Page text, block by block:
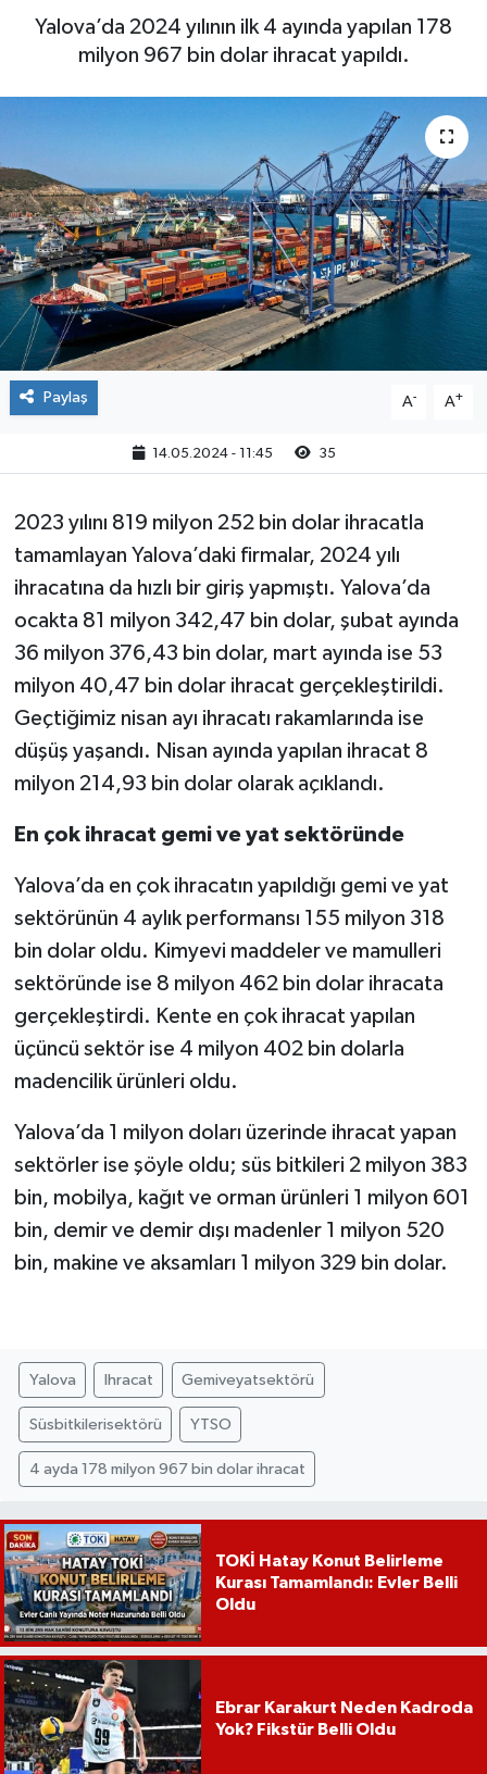
Yalova’da 2024 yılının ilk 4 ayında yapılan 178
milyon 967 bin dolar ihracat yapıldı.
Paylaş A- A+
14.05.2024 - 11:45 35
2023 yılını 819 milyon 252 bin dolar ihracatla
tamamlayan Yalova’daki firmalar, 2024 yılı
ihracatına da hızlı bir giriş yapmıştı. Yalova’da
ocakta 81 milyon 342,47 bin dolar, şubat ayında
36 milyon 376,43 bin dolar, mart ayında ise 53
milyon 40,47 bin dolar ihracat gerçekleştirildi.
Geçtiğimiz nisan ayı ihracatı rakamlarında ise
düşüş yaşandı. Nisan ayında yapılan ihracat 8
milyon 214,93 bin dolar olarak açıklandı.
En çok ihracat gemi ve yat sektöründe
Yalova’da en çok ihracatın yapıldığı gemi ve yat
sektörünün 4 aylık performansı 155 milyon 318
bin dolar oldu. Kimyevi maddeler ve mamulleri
sektöründe ise 8 milyon 462 bin dolar ihracata
gerçekleştirdi. Kente en çok ihracat yapılan
üçüncü sektör ise 4 milyon 402 bin dolarla
madencilik ürünleri oldu.
Yalova’da 1 milyon doları üzerinde ihracat yapan
sektörler ise şöyle oldu; süs bitkileri 2 milyon 383
bin, mobilya, kağıt ve orman ürünleri 1 milyon 601
bin, demir ve demir dışı madenler 1 milyon 520
bin, makine ve aksamları 1 milyon 329 bin dolar.
Yalova Ihracat Gemiveyatsektörü
Süsbitkilerisektörü YTSO
4 ayda 178 milyon 967 bin dolar ihracat
TOKİ Hatay Konut Belirleme
Kurası Tamamlandı: Evler Belli
Oldu
Ebrar Karakurt Neden Kadroda
Yok? Fikstür Belli Oldu
Yaşam